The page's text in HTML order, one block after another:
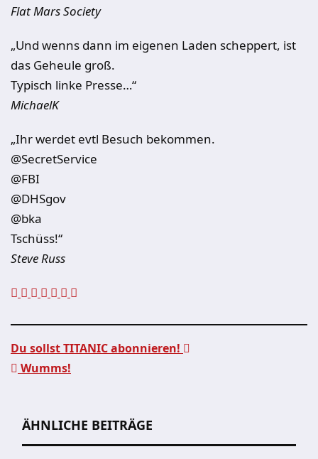
Flat Mars Society
„Und wenns dann im eigenen Laden scheppert, ist
das Geheule groß.
Typisch linke Presse…“
MichaelK
„Ihr werdet evtl Besuch bekommen.
@SecretService
@FBI
@DHSgov
@bka
Tschüss!“
Steve Russ
Du sollst TITANIC abonnieren!
Wumms!
ÄHNLICHE BEITRÄGE